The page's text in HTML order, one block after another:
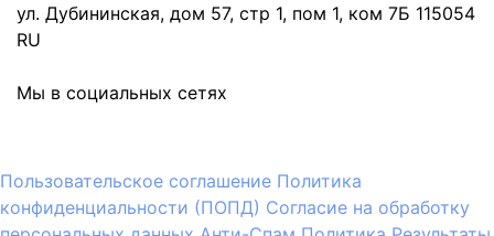
ул. Дубининская, дом 57, стр 1, пом 1, ком 7Б 115054
RU
Мы в социальных сетях
Пользовательское соглашение Политика
конфиденциальности (ПОПД) Согласие на обработку